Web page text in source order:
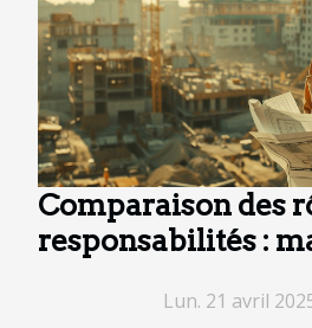
Comparaison des
responsabilités :
Lun. 21 avril